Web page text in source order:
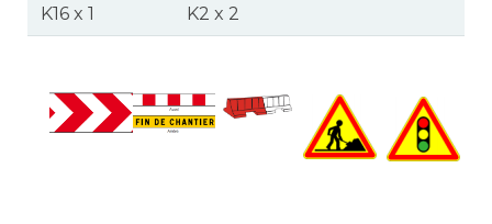
K16 x 1 K2 x 2